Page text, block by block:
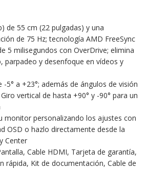
de 55 cm (22 pulgadas) y una
de 75 Hz; tecnología AMD FreeSync
5 milisegundos con OverDrive; elimina
parpadeo y desenfoque en vídeos y
5° a +23°; además de ángulos de visión
vertical de hasta +90° y -90° para un
monitor personalizando los ajustes con
OSD o hazlo directamente desde la
Center
Cable HDMI, Tarjeta de garantía,
rápida, Kit de documentación, Cable de